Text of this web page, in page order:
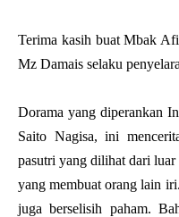
Terima kasih buat Mbak
Mz Damais selaku
Dorama yang diperankan
Saito Nagisa, ini
pasutri yang dilihat dari
yang membuat orang lain
juga berselisih paham.